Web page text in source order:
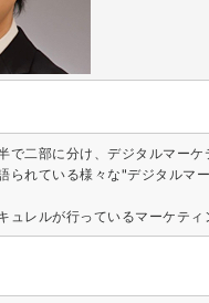
で二部に分け、デジタルマー
られている様々な"デジタルマ
ュレルが行っているマーケテ